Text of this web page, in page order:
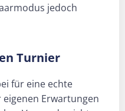
jedoch
Turnier
für eine echte
Erwartungen